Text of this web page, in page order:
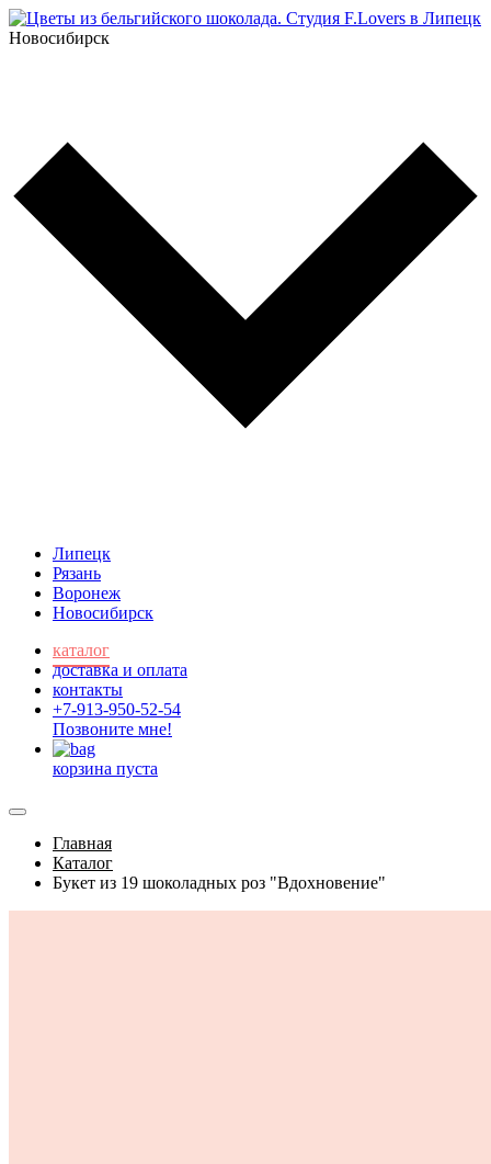
Новосибирск
Липецк
Рязань
Воронеж
Новосибирск
каталог
доставка и оплата
контакты
+7-913-950-52-54
Позвоните мне!
корзина пуста
Главная
Каталог
Букет из 19 шоколадных роз "Вдохновение"